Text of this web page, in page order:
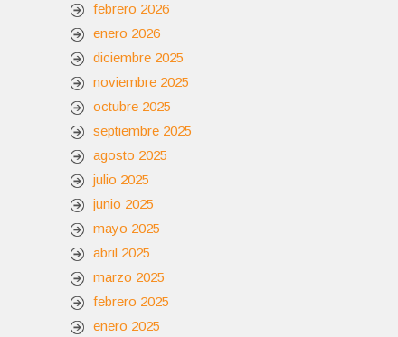
febrero 2026
enero 2026
diciembre 2025
noviembre 2025
octubre 2025
septiembre 2025
agosto 2025
julio 2025
junio 2025
mayo 2025
abril 2025
marzo 2025
febrero 2025
enero 2025